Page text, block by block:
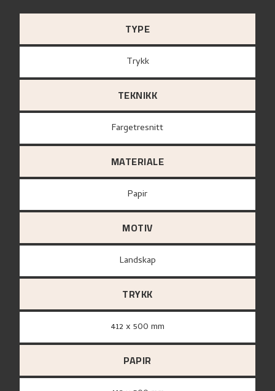
TYPE
Trykk
TEKNIKK
Fargetresnitt
MATERIALE
papir
MOTIV
Landskap
TRYKK
412 x 500 mm
PAPIR